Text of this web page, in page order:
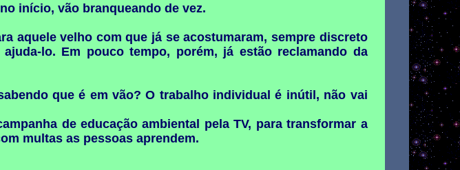
início, vão branqueando de vez.
aquele velho com que já se acostumaram, sempre discreto
lo. Em pouco tempo, porém, já estão reclamando da
que é em vão? O trabalho individual é inútil, não vai
de educação ambiental pela TV, para transformar a
multas as pessoas aprendem.